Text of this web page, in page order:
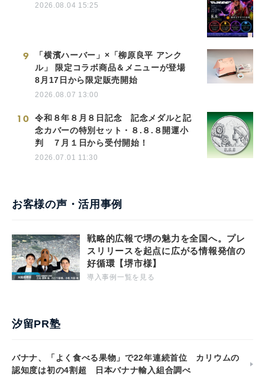
2026.08.04 15:25
9
「横濱ハーバー」×「柳原良平 アンク
ル」 限定コラボ商品＆メニューが登場
8月17日から限定販売開始
2026.08.07 13:00
10
令和８年８月８日記念 記念メダルと記
念カバーの特別セット・８.８.８開運小
判 ７月１日から受付開始！
2026.07.01 11:30
お客様の声・活用事例
戦略的広報で堺の魅力を全国へ。プレ
スリリースを起点に広がる情報発信の
好循環【堺市様】
導入事例一覧を見る
汐留PR塾
バナナ、「よく食べる果物」で22年連続首位 カリウムの
認知度は初の4割超 日本バナナ輸入組合調べ